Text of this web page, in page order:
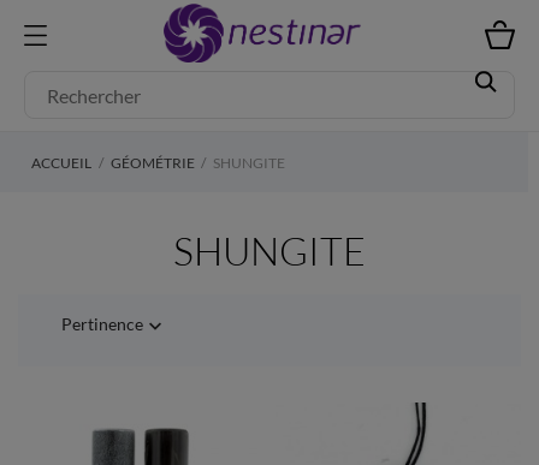
ACCUEIL GÉOMÉTRIE SHUNGITE
SHUNGITE
Pertinence 